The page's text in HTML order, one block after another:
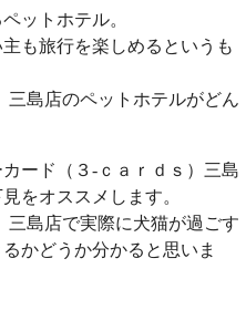
ットホテル。
も旅行を楽しめるというも
三島店のペットホテルがどん
ード（３‐ｃａｒｄｓ）三島
をオススメします。
三島店で実際に犬猫が過ごす
かどうか分かると思いま